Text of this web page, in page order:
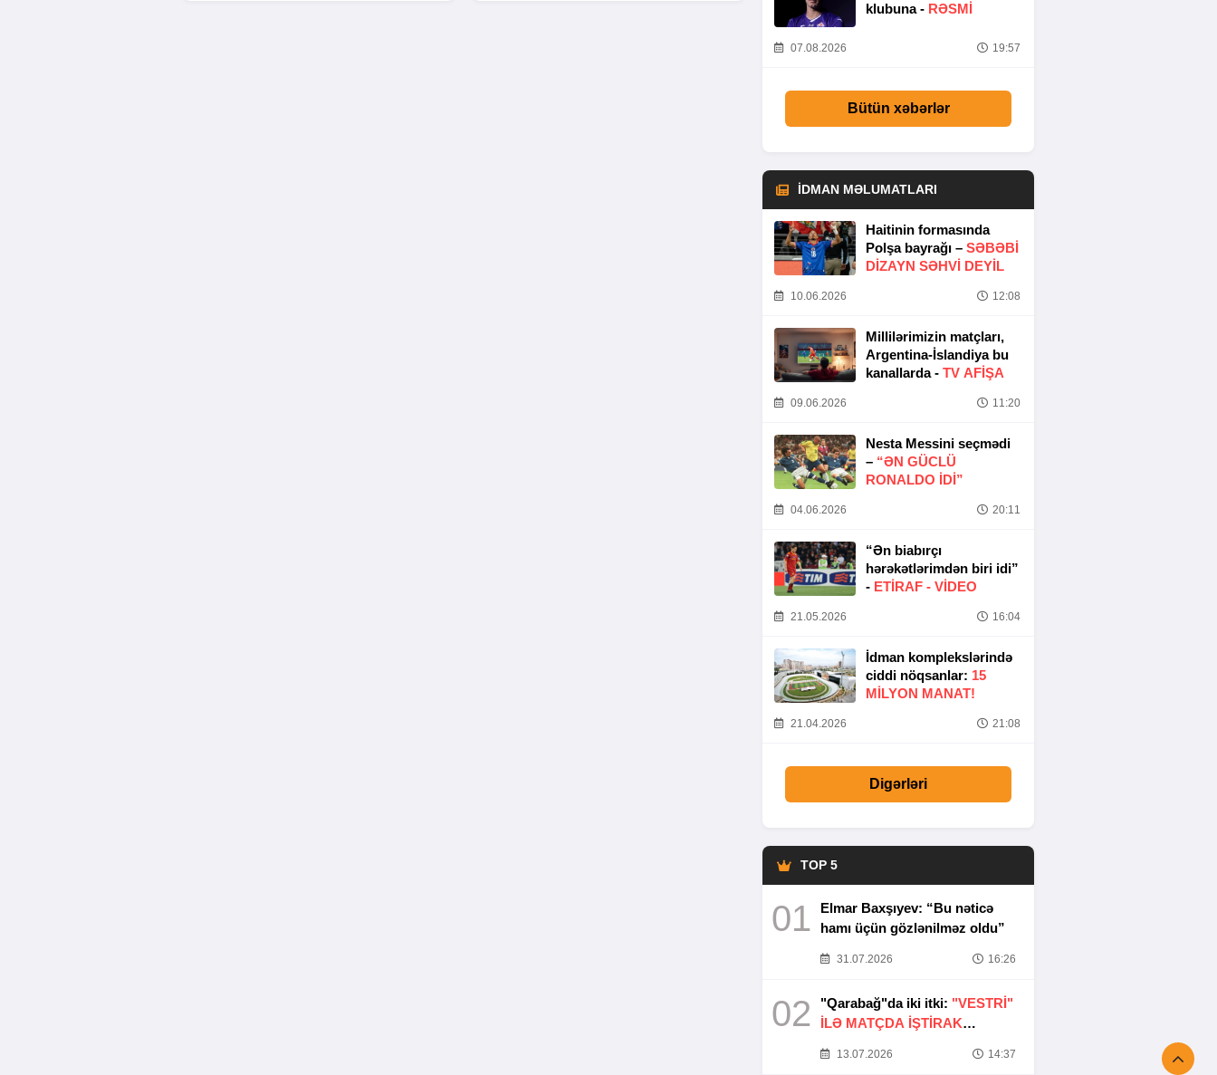
klubuna - RƏSMİ
07.08.2026 19:57
Bütün xəbərlər
İDMAN MƏLUMATLARI
Haitinin formasında
Polşa bayrağı – SƏBƏBI
DIZAYN SƏHVI DEYIL
10.06.2026 12:08
Millilərimizin matçları,
Argentina-İslandiya bu
kanallarda - TV AFİŞA
09.06.2026 11:20
Nesta Messini seçmədi
– “ƏN GÜCLÜ
RONALDO IDI”
04.06.2026 20:11
“Ən biabırçı
hərəkətlərimdən biri idi”
- ETIRAF - VİDEO
21.05.2026 16:04
İdman komplekslərində
ciddi nöqsanlar: 15
MILYON MANAT!
21.04.2026 21:08
Digərləri
TOP 5
01
Elmar Baxşıyev: “Bu nəticə
hamı üçün gözlənilməz oldu”
31.07.2026 16:26
02 "Qarabağ"da iki itki: "VESTRİ"
İLƏ MATÇDA İŞTİRAK
13.07.2026 14:37